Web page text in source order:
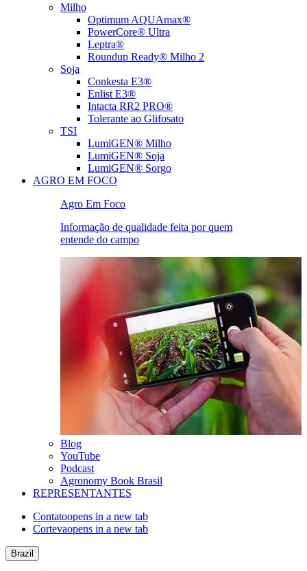
Milho
Optimum AQUAmax®
PowerCore® Ultra
Leptra®
Roundup Ready® Milho 2
Soja
Conkesta E3®
Enlist E3®
Intacta RR2 PRO®
Tolerante ao Glifosato
TSI
LumiGEN® Milho
LumiGEN® Soja
LumiGEN® Sorgo
AGRO EM FOCO
Agro Em Foco
Informação de qualidade feita por quem
entende do campo
Blog
YouTube
Podcast
Agronomy Book Brasil
REPRESENTANTES
Contatoopens in a new tab
Cortevaopens in a new tab
Brazil